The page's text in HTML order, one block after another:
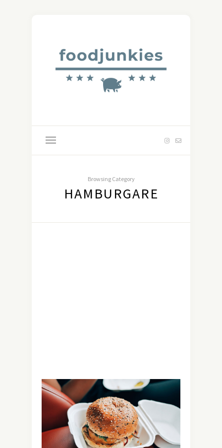
Browsing Category
HAMBURGARE